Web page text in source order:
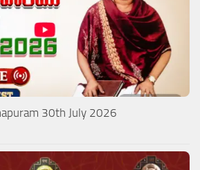
30th July 2026